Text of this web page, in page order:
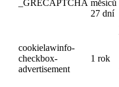
_GRECAPTCHA měsíců
27 dní
cookielawinfo-
checkbox-
advertisement
1 rok